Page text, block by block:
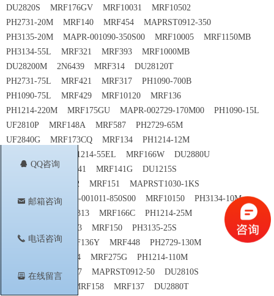
뀩 QQ咨询
낂 邮箱咨询
끅 电话咨询
뀣 在线留言
DU2820S MRF176GV MRF10031 MRF10502
PH2731-20M MRF140 MRF454 MAPRST0912-350
PH3135-20M MAPR-001090-350S00 MRF10005 MRF1150MB
PH3134-55L MRF321 MRF393 MRF1000MB
DU28200M 2N6439 MRF314 DU28120T
PH2731-75L MRF421 MRF317 PH1090-700B
PH1090-75L MRF429 MRF10120 MRF136
PH1214-220M MRF175GU MAPR-002729-170M00 PH1090-15L
UF2810P MRF148A MRF587 PH2729-65M
UF2840G MRF173CQ MRF134 PH1214-12M
PH1090-350L PH1214-55EL MRF166W DU2880U
UF28100M MRF141 MRF141G DU1215S
UF2820P MRF422 MRF151 MAPRST1030-1KS
UF28100V MAPR-001011-850S00 MRF10150 PH3134-10M
MRF176GU MRF313 MRF166C PH1214-25M
UF28150J MRF323 MRF150 PH3135-25S
PH1214-40M MRF136Y MRF448 PH2729-130M
DU2840S MRF174 MRF275G PH1214-110M
DU2860U MRF327 MAPRST0912-50 DU2810S
PHA3135-130M MRF158 MRF137 DU2880T